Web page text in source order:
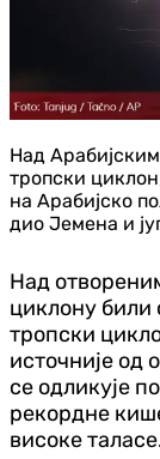
Над
тропски
на Арабијско
дио Јемена и
Над
циклону били
тропски
источније од
се одликује
рекордне
високе